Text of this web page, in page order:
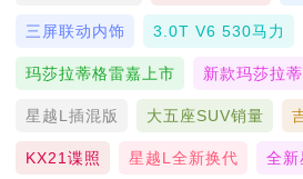
三屏联动内饰 3.0T V6 530马力
玛莎拉蒂格雷嘉上市 新款玛莎拉
星越L插混版 大五座SUV销量
KX21谍照 星越L全新换代 全新